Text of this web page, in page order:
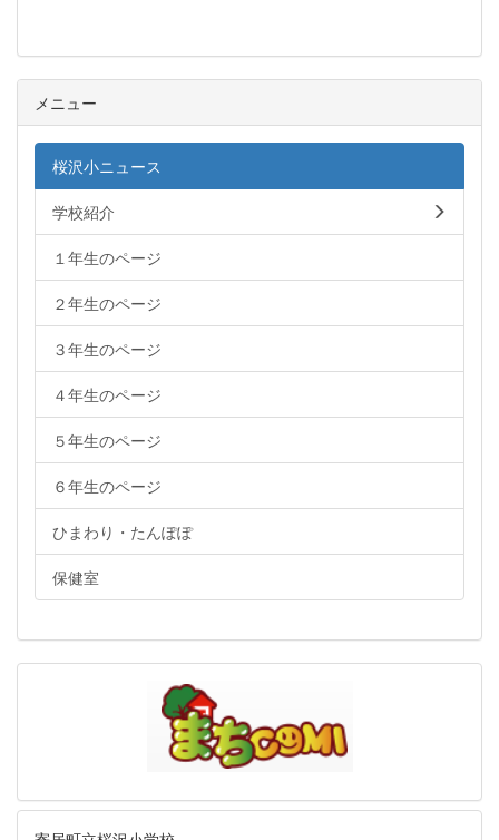
メニュー
桜沢小ニュース
学校紹介
１年生のページ
２年生のページ
３年生のページ
４年生のページ
５年生のページ
６年生のページ
ひまわり・たんぽぽ
保健室